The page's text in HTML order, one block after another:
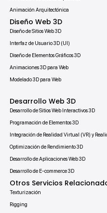
Animación Arquitectónica
Diseño Web 3D
Diseño de Sitios Web 3D
Interfaz de Usuario 3D (UI)
Diseño de Elementos Gráficos 3D
Animaciones 3D para Web
Modelado 3D para Web
Desarrollo Web 3D
Desarrollo de Sitios Web Interactivos 3D
Programación de Elementos 3D
Integración de Realidad Virtual (VR) y
Optimización de Rendimiento 3D
Desarrollo de Aplicaciones Web 3D
Desarrollo de E-commerce 3D
Otros Servicios
Texturización
Rigging